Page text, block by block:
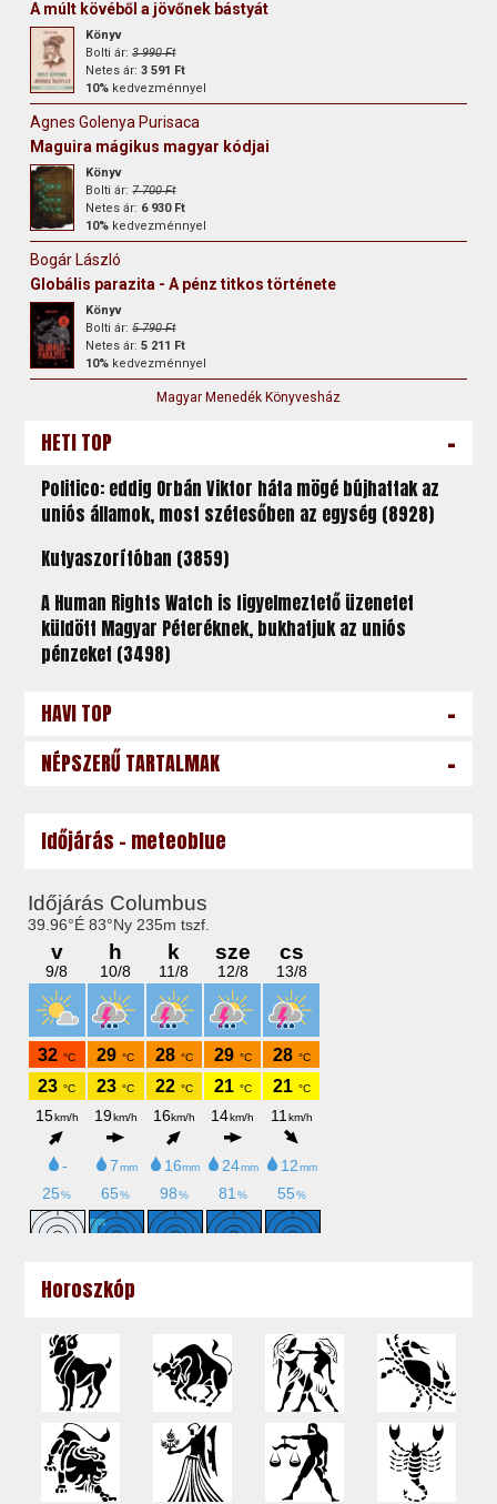
A múlt kövéből a jövőnek bástyát
Könyv
Bolti ár:3 990 Ft
Netes ár:3 591 Ft
10% kedvezménnyel
Agnes Golenya Purisaca
Maguira mágikus magyar kódjai
Könyv
Bolti ár:7 700 Ft
Netes ár: 6 930 Ft
10% kedvezménnyel
Bogár László
Globális parazita - A pénz titkos története
Könyv
Bolti ár:5 790 Ft
Netes ár:5 211 Ft
10% kedvezménnyel
Magyar Menedék Könyvesház
HETI TOP -
Politico: eddig Orbán Viktor háta mögé bújhattak az
uniós államok, most szétesőben az egység (8928)
Kutyaszorítóban (3859)
A Human Rights Watch is figyelmeztető üzenetet
küldött Magyar Péteréknek, bukhatjuk az uniós
pénzeket (3498)
HAVI TOP -
NÉPSZERŰ TARTALMAK -
Időjárás - meteoblue
Horoszkóp